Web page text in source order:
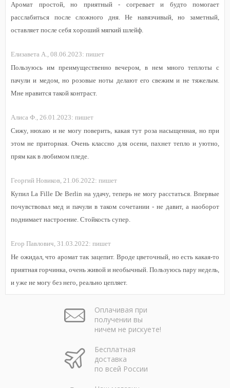
Аромат простой, но приятный - согревает и будто помогает
расслабиться после сложного дня. Не навязчивый, но заметный,
оставляет после себя хороший мягкий шлейф.
Елизавета А., 08.06.2023: пишет
Пользуюсь им преимущественно вечером, в нем много теплоты с
пачули и медом, но розовые ноты делают его свежим и не тяжелым.
Мне нравится такой контраст.
Алиса Ф., 26.01.2023: пишет
Сижу, нюхаю и не могу поверить, какая тут роза насыщенная, но при
этом не приторная. Очень классно для осени, пахнет тепло и уютно,
прям как в любимом пледе.
Георгий Новиков, 21.06.2022: пишет
Купил La Fille De Berlin на удачу, теперь не могу расстаться. Впервые
почувствовал мед и пачули в таком сочетании - не давит, а наоборот
поднимает настроение. Стойкость супер.
Егор Павлович, 31.03.2022: пишет
Не ожидал, что аромат так зацепит. Вроде цветочный, но есть какая-то
приятная горчинка, очень живой и необычный. Пользуюсь пару недель,
и уже не могу без него, реально цепляет.
Оплачивая при
получении вы
ничем не рискуете!
Бесплатная
доставка
по всей России